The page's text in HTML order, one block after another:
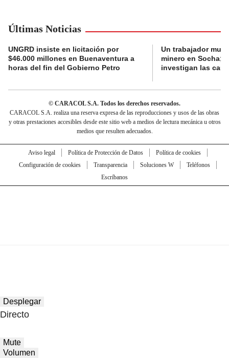
Últimas Noticias
UNGRD insiste en licitación por
$46.000 millones en Buenaventura a
horas del fin del Gobierno Petro
Un trabajador
minero en Socha;
investigan las
© CARACOL S.A. Todos los derechos reservados.
CARACOL S.A. realiza una reserva expresa de las reproducciones y usos de las obras
y otras prestaciones accesibles desde este sitio web a medios de lectura mecánica u otros
medios que resulten adecuados.
Aviso legal Política de Protección de Datos
Política de cookies
Configuración de cookies
Transparencia Soluciones W
Teléfonos
Escríbanos
Desplegar
Directo
Mute
Volumen